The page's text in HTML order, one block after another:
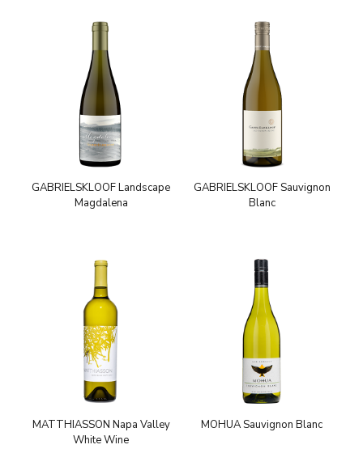
GABRIELSKLOOF Landscape
Magdalena
GABRIELSKLOOF Sauvignon
Blanc
MATTHIASSON Napa Valley
White Wine
MOHUA Sauvignon Blanc